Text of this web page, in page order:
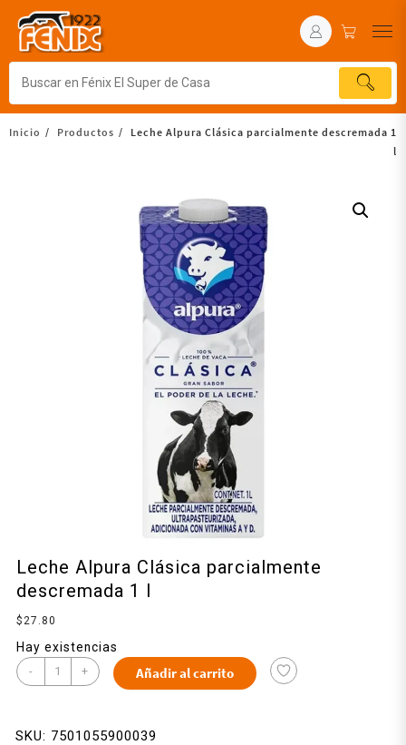
Inicio Productos
Leche Alpura Clásica parcialmente descremada 1
l
Leche Alpura Clásica parcialmente
descremada 1 l
$27.80
Hay existencias
- + Añadir al carrito
SKU: 7501055900039